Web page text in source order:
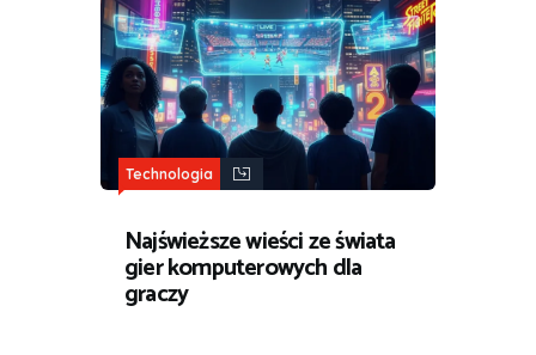
Technologia
Najświeższe wieści ze świata
gier komputerowych dla
graczy